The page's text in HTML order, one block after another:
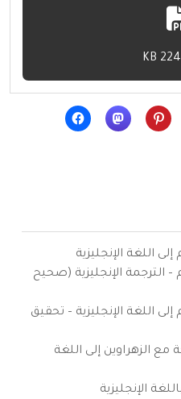
اللغة الإنجليزية
– الترجمة الإنجليزية (صحيح
اللغة الإنجليزية – تحقيق
مع الزهراوين إلى اللغة
الإنجليزية